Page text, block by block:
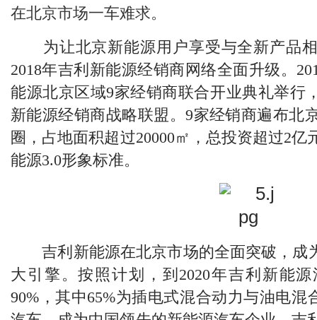
在北京市场一车难求。
为让北京新能源用户享受与全新产品
2018年吉利新能源经销商网络全面升级。2
能源北京区域9家经销商联合开业典礼举行
新能源经销商战略联盟。9家经销商遍布北
圈，占地面积超过20000㎡，总投资超过2亿
能源3.0形象标准。
吉利新能源在北京市场的全面突破，成
大引擎。按照计划，到2020年吉利新能
90%，其中65%为插电式混合动力与油电混